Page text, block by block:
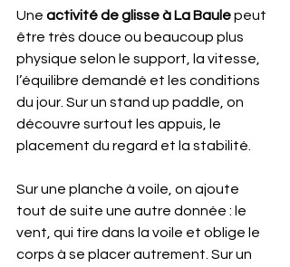
Une activité de glisse à La Baule peut
être très douce ou beaucoup plus
physique selon le support, la vitesse,
l’équilibre demandé et les conditions
du jour. Sur un stand up paddle, on
découvre surtout les appuis, le
placement du regard et la stabilité.
Sur une planche à voile, on ajoute
tout de suite une autre donnée : le
vent, qui tire dans la voile et oblige le
corps à se placer autrement. Sur un